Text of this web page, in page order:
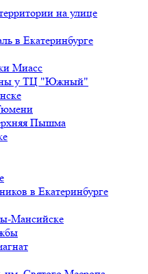
на улице
в Екатеринбурге
Миасс
у ТЦ "Южный"
Пышма
в Екатеринбурге
Мансийске